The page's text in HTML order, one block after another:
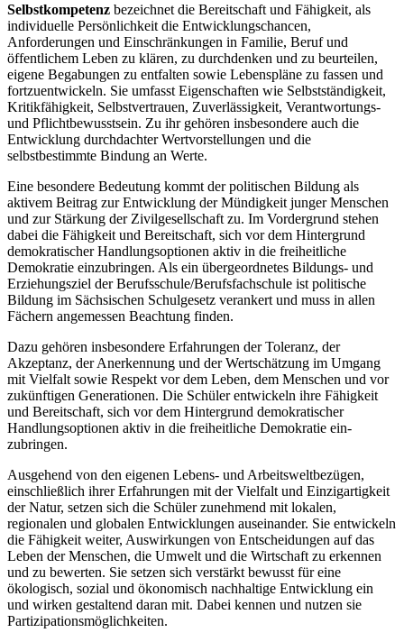
Selbstkompetenz bezeichnet die Bereitschaft und Fähigkeit, als
individuelle Persönlichkeit die Entwicklungschancen,
Anforderungen und Einschränkungen in Familie, Beruf und
öffentlichem Leben zu klären, zu durchdenken und zu beurteilen,
eigene Begabungen zu entfalten sowie Lebenspläne zu fassen und
fortzuentwickeln. Sie umfasst Eigenschaften wie Selbstständigkeit,
Kritikfähigkeit, Selbstvertrauen, Zuverlässigkeit, Verantwortungs-
und Pflichtbewusstsein. Zu ihr gehören insbesondere auch die
Entwicklung durchdachter Wertvorstellungen und die
selbstbestimmte Bindung an Werte.
Eine besondere Bedeutung kommt der politischen Bildung als
aktivem Beitrag zur Entwicklung der Mündigkeit junger Menschen
und zur Stärkung der Zivilgesellschaft zu. Im Vordergrund stehen
dabei die Fähigkeit und Bereitschaft, sich vor dem Hintergrund
demokratischer Handlungsoptionen aktiv in die freiheitliche
Demokratie einzubringen. Als ein übergeordnetes Bildungs- und
Erziehungsziel der Berufsschule/Berufsfachschule ist politische
Bildung im Sächsischen Schulgesetz verankert und muss in allen
Fächern angemessen Beachtung finden.
Dazu gehören insbesondere Erfahrungen der Toleranz, der
Akzeptanz, der Anerkennung und der Wertschätzung im Umgang
mit Vielfalt sowie Respekt vor dem Leben, dem Menschen und vor
zukünftigen Generationen. Die Schüler entwickeln ihre Fähigkeit
und Bereitschaft, sich vor dem Hintergrund demokratischer
Handlungsoptionen aktiv in die freiheitliche Demokratie ein-
zubringen.
Ausgehend von den eigenen Lebens- und Arbeitsweltbezügen,
einschließlich ihrer Erfahrungen mit der Vielfalt und Einzigartigkeit
der Natur, setzen sich die Schüler zunehmend mit lokalen,
regionalen und globalen Entwicklungen auseinander. Sie entwickeln
die Fähigkeit weiter, Auswirkungen von Entscheidungen auf das
Leben der Menschen, die Umwelt und die Wirtschaft zu erkennen
und zu bewerten. Sie setzen sich verstärkt bewusst für eine
ökologisch, sozial und ökonomisch nachhaltige Entwicklung ein
und wirken gestaltend daran mit. Dabei kennen und nutzen sie
Partizipationsmöglichkeiten.